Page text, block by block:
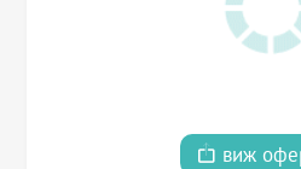
виж